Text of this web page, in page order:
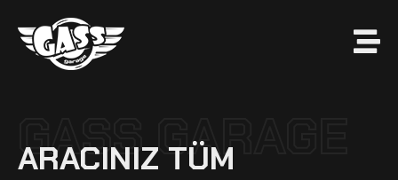
GASS GARAGE
ARACINIZ TÜM